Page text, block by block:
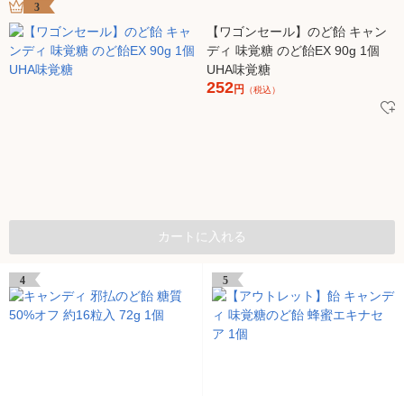
3
【ワゴンセール】のど飴 キャン
ディ 味覚糖 のど飴EX 90g 1個
UHA味覚糖
252円 （税込）
カートに入れる
4 5